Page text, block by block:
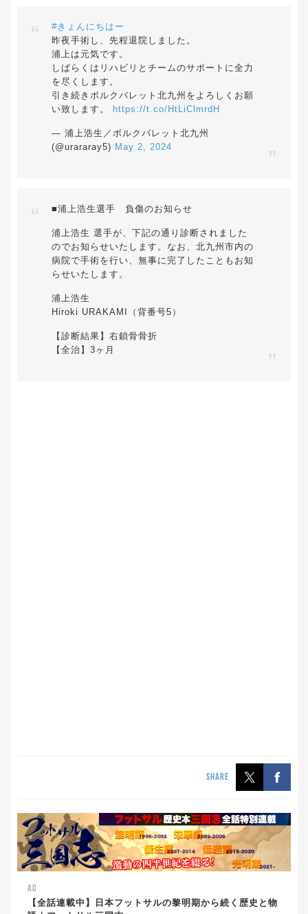
#きょんにちはー
昨夜手術し、先程退院しました。
浦上は元気です。
しばらくはリハビリとチームのサポートに全力
を尽くします。
引き続きボルクバレット北九州をよろしくお願
い致します。
https://t.co/HtLiClmrdH
— 浦上浩生／ボルクバレット北九州
(@urararay5) May 2, 2024
■浦上浩生選手 負傷のお知らせ
浦上浩生 選手が、下記の通り診断されました
のでお知らせいたします。なお、北九州市内の
病院で手術を行い、無事に完了したこともお知
らせいたします。
浦上浩生
Hiroki URAKAMI（背番号5）
【診断結果】右鎖骨骨折
【全治】3ヶ月
SHARE
AD
【全話連載中】日本フットサルの黎明期から続く歴史と物